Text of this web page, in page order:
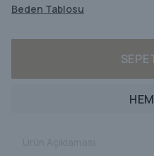
Beden Tablosu